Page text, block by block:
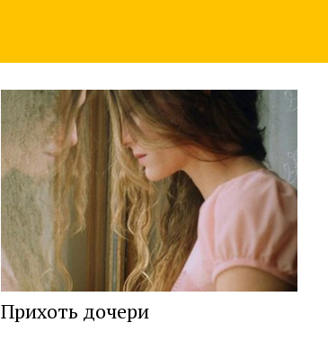
Прихоть дочери